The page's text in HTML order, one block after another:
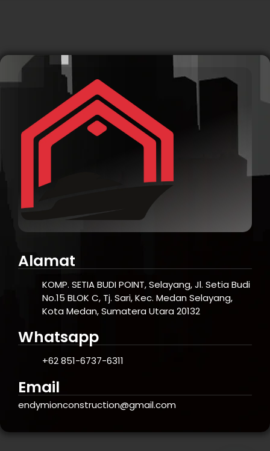
Alamat
KOMP. SETIA BUDI POINT, Selayang, Jl. Setia Budi
No.15 BLOK C, Tj. Sari, Kec. Medan Selayang,
Kota Medan, Sumatera Utara 20132
Whatsapp
+62 851-6737-6311
Email
endymionconstruction@gmail.com